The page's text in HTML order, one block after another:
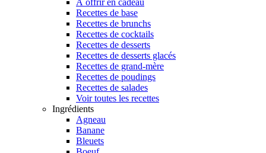
À offrir en cadeau
Recettes de base
Recettes de brunchs
Recettes de cocktails
Recettes de desserts
Recettes de desserts glacés
Recettes de grand-mère
Recettes de poudings
Recettes de salades
Voir toutes les recettes
Ingrédients
Agneau
Banane
Bleuets